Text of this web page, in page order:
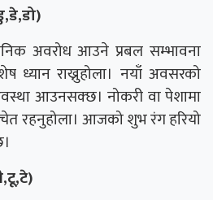
अवरोध आउने प्रबल सम्भावना
ध्यान राख्नुहोला। नयाँ अवसरको
आउनसक्छ। नोकरी वा पेशामा
रहनुहोला। आजको शुभ रंग हरियो